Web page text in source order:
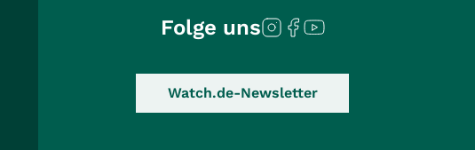
Folge uns
Watch.de-Newsletter